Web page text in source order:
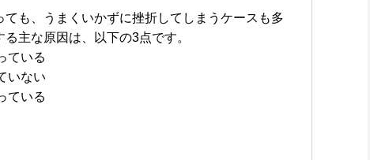
も、うまくいかずに挫折してしまうケースも多
主な原因は、以下の3点です。
ている
いない
ている